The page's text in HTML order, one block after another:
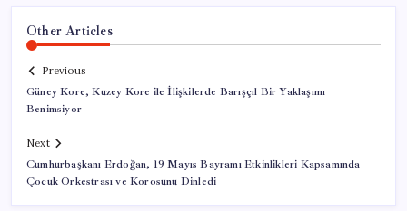
Other Articles
Previous
Güney Kore, Kuzey Kore ile İlişkilerde Barışçıl Bir Yaklaşımı
Benimsiyor
Next
Cumhurbaşkanı Erdoğan, 19 Mayıs Bayramı Etkinlikleri Kapsamında
Çocuk Orkestrası ve Korosunu Dinledi